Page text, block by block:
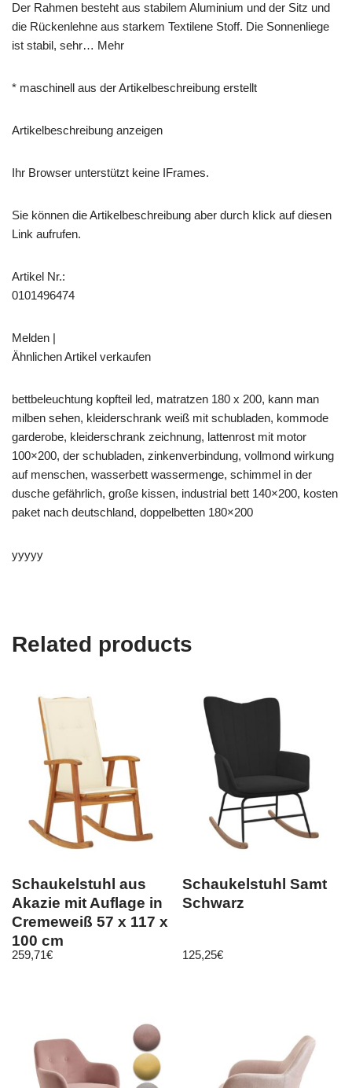
Der Rahmen besteht aus stabilem Aluminium und der Sitz und
die Rückenlehne aus starkem Textilene Stoff. Die Sonnenliege
ist stabil, sehr… Mehr
* maschinell aus der Artikelbeschreibung erstellt
Artikelbeschreibung anzeigen
Ihr Browser unterstützt keine IFrames.
Sie können die Artikelbeschreibung aber durch klick auf diesen
Link aufrufen.
Artikel Nr.:
0101496474
Melden |
Ähnlichen Artikel verkaufen
bettbeleuchtung kopfteil led, matratzen 180 x 200, kann man
milben sehen, kleiderschrank weiß mit schubladen, kommode
garderobe, kleiderschrank zeichnung, lattenrost mit motor
100×200, der schubladen, zinkenverbindung, vollmond wirkung
auf menschen, wasserbett wassermenge, schimmel in der
dusche gefährlich, große kissen, industrial bett 140×200, kosten
paket nach deutschland, doppelbetten 180×200
yyyyy
Related products
Schaukelstuhl aus
Akazie mit Auflage in
Cremeweiß 57 x 117 x
100 cm
259,71€
Schaukelstuhl Samt
Schwarz
125,25€